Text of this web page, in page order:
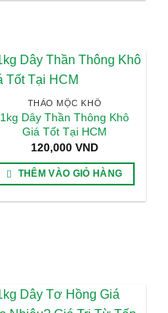
THẢO MỘC KHÔ
1kg Dây Thần Thông Khô
Giá Tốt Tại HCM
120,000 VND
THÊM VÀO GIỎ HÀNG